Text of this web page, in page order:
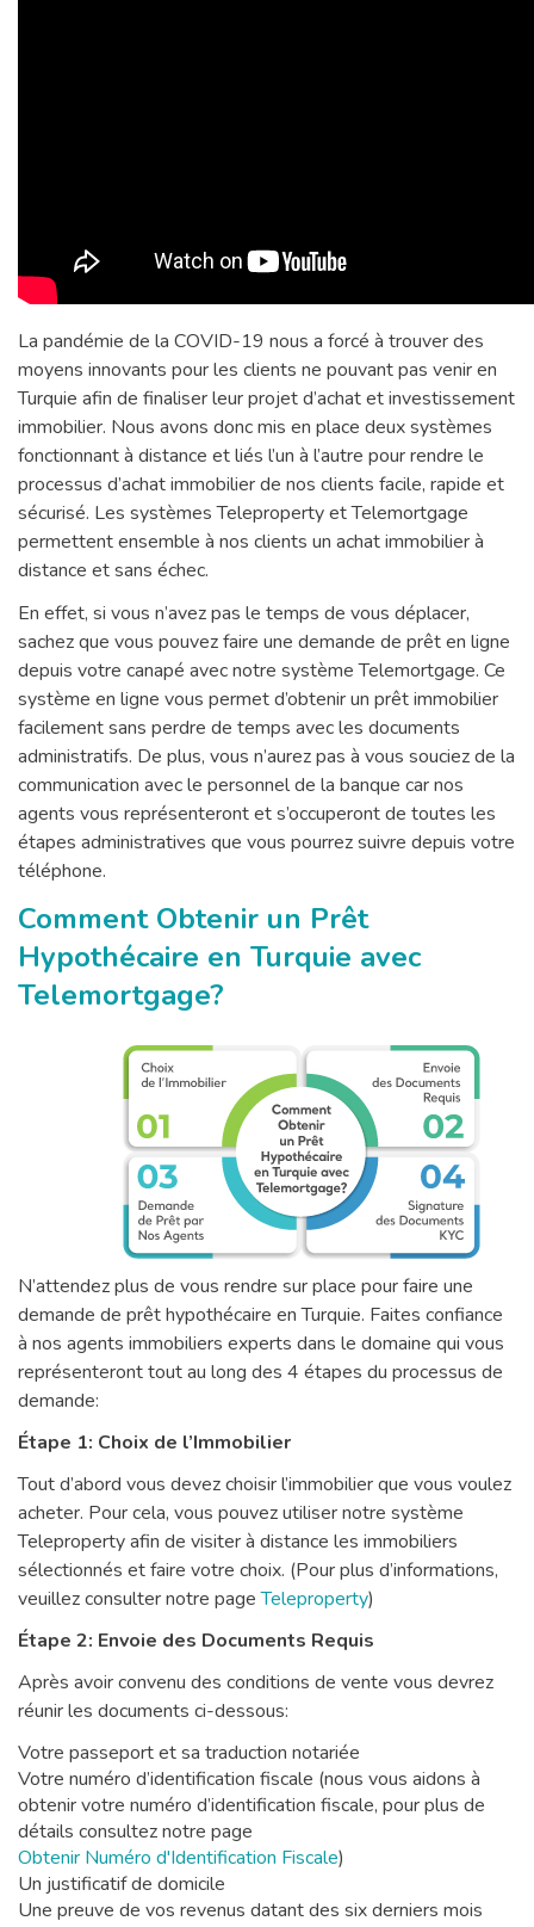
La pandémie de la COVID-19 nous a forcé à trouver des
moyens innovants pour les clients ne pouvant pas venir en
Turquie afin de finaliser leur projet d’achat et investissement
immobilier. Nous avons donc mis en place deux systèmes
fonctionnant à distance et liés l’un à l’autre pour rendre le
processus d’achat immobilier de nos clients facile, rapide et
sécurisé. Les systèmes Teleproperty et Telemortgage
permettent ensemble à nos clients un achat immobilier à
distance et sans échec.
En effet, si vous n’avez pas le temps de vous déplacer,
sachez que vous pouvez faire une demande de prêt en ligne
depuis votre canapé avec notre système Telemortgage. Ce
système en ligne vous permet d’obtenir un prêt immobilier
facilement sans perdre de temps avec les documents
administratifs. De plus, vous n’aurez pas à vous souciez de la
communication avec le personnel de la banque car nos
agents vous représenteront et s’occuperont de toutes les
étapes administratives que vous pourrez suivre depuis votre
téléphone.
Comment Obtenir un Prêt
Hypothécaire en Turquie avec
Telemortgage?
N’attendez plus de vous rendre sur place pour faire une
demande de prêt hypothécaire en Turquie. Faites confiance
à nos agents immobiliers experts dans le domaine qui vous
représenteront tout au long des 4 étapes du processus de
demande:
Étape 1: Choix de l’Immobilier
Tout d’abord vous devez choisir l’immobilier que vous voulez
acheter. Pour cela, vous pouvez utiliser notre système
Teleproperty afin de visiter à distance les immobiliers
sélectionnés et faire votre choix. (Pour plus d’informations,
veuillez consulter notre pageTeleproperty)
Étape 2: Envoie des Documents Requis
Après avoir convenu des conditions de vente vous devrez
réunir les documents ci-dessous:
Votre passeport et sa traduction notariée
Votre numéro d’identification fiscale (nous vous aidons à
obtenir votre numéro d’identification fiscale, pour plus de
détails consultez notre page
Obtenir Numéro d'Identification Fiscale)
Un justificatif de domicile
Une preuve de vos revenus datant des six derniers mois